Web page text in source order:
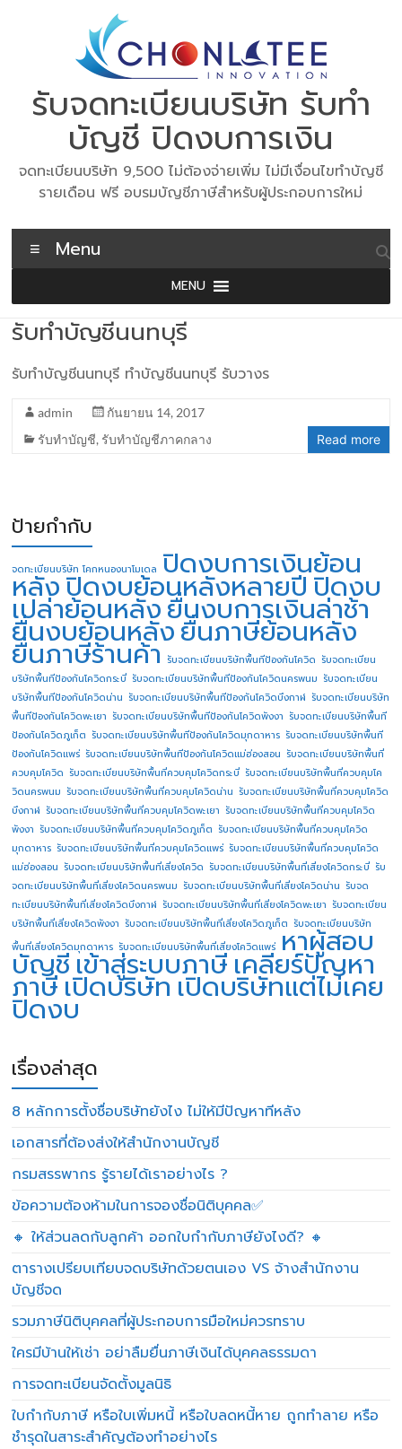
รับจดทะเบียนบริษัท รับทำ
บัญชี ปิดงบการเงิน
จดทะเบียนบริษัท 9,500 ไม่ต้องจ่ายเพิ่ม ไม่มีเงื่อนไขทำบัญชี
รายเดือน ฟรี อบรมบัญชีภาษีสำหรับผู้ประกอบการใหม่
Menu
MENU
รับทำบัญชีนนทบุรี
รับทำบัญชีนนทบุรี ทำบัญชีนนทบุรี รับวางร
admin
กันยายน 14, 2017
รับทำบัญชี, รับทำบัญชีภาคกลาง Read more
ป้ายกำกับ
จดทะเบียนบริษัท โคกหนองนาโมเดล ปิดงบการเงินย้อน
หลังปิดงบย้อนหลังหลายปี ปิดงบ
เปล่าย้อนหลังยื่นงบการเงินล่าช้า
ยื่นงบย้อนหลังยื่นภาษีย้อนหลัง
ยื่นภาษีร้านค้า รับจดทะเบียนบริษัทพื้นทีป้องกันโควิด รับจดทะเบียน
บริษัทพื้นทีป้องกันโควิดกระบี่ รับจดทะเบียนบริษัทพื้นทีป้องกันโควิดนครพนม รับจดทะเบียน
บริษัทพื้นทีป้องกันโควิดน่าน รับจดทะเบียนบริษัทพื้นทีป้องกันโควิดบึงกาฬ รับจดทะเบียนบริษัท
พื้นทีป้องกันโควิดพะเยา รับจดทะเบียนบริษัทพื้นทีป้องกันโควิดพังงา รับจดทะเบียนบริษัทพื้นที
ป้องกันโควิดภูเก็ต รับจดทะเบียนบริษัทพื้นทีป้องกันโควิดมุกดาหาร รับจดทะเบียนบริษัทพื้นที
ป้องกันโควิดแพร่ รับจดทะเบียนบริษัทพื้นทีป้องกันโควิดแม่ฮ่องสอน รับจดทะเบียนบริษัทพื้นที่
ควบคุมโควิด รับจดทะเบียนบริษัทพื้นที่ควบคุมโควิดกระบี่ รับจดทะเบียนบริษัทพื้นที่ควบคุมโค
วิดนครพนม รับจดทะเบียนบริษัทพื้นที่ควบคุมโควิดน่าน รับจดทะเบียนบริษัทพื้นที่ควบคุมโควิด
บึงกาฬ รับจดทะเบียนบริษัทพื้นที่ควบคุมโควิดพะเยา รับจดทะเบียนบริษัทพื้นที่ควบคุมโควิด
พังงา รับจดทะเบียนบริษัทพื้นที่ควบคุมโควิดภูเก็ต รับจดทะเบียนบริษัทพื้นที่ควบคุมโควิด
มุกดาหาร รับจดทะเบียนบริษัทพื้นที่ควบคุมโควิดแพร่ รับจดทะเบียนบริษัทพื้นที่ควบคุมโควิด
แม่ฮ่องสอน รับจดทะเบียนบริษัทพื้นที่เสี่ยงโควิด รับจดทะเบียนบริษัทพื้นที่เสี่ยงโควิดกระบี่ รับ
จดทะเบียนบริษัทพื้นที่เสี่ยงโควิดนครพนม รับจดทะเบียนบริษัทพื้นที่เสี่ยงโควิดน่าน รับจด
ทะเบียนบริษัทพื้นที่เสี่ยงโควิดบึงกาฬ รับจดทะเบียนบริษัทพื้นที่เสี่ยงโควิดพะเยา รับจดทะเบียน
บริษัทพื้นที่เสี่ยงโควิดพังงา รับจดทะเบียนบริษัทพื้นที่เสี่ยงโควิดภูเก็ต รับจดทะเบียนบริษัท
พื้นที่เสี่ยงโควิดมุกดาหาร รับจดทะเบียนบริษัทพื้นที่เสี่ยงโควิดแพร่ หาผู้สอบ
บัญชี เข้าสู่ระบบภาษี เคลียร์ปัญหา
ภาษีเปิดบริษัทเปิดบริษัทแต่ไม่เคย
ปิดงบ
เรื่องล่าสุด
8 หลักการตั้งชื่อบริษัทยังไง ไม่ให้มีปัญหาทีหลัง
เอกสารที่ต้องส่งให้สำนักงานบัญชี
กรมสรรพากร รู้รายได้เราอย่างไร ?
ข้อความต้องห้ามในการจองชื่อนิติบุคคล✅
🔸 ให้ส่วนลดกับลูกค้า ออกใบกำกับภาษียังไงดี? 🔸
ตารางเปรียบเทียบจดบริษัทด้วยตนเอง VS จ้างสำนักงาน
บัญชีจด
รวมภาษีนิติบุคคลที่ผู้ประกอบการมือใหม่ควรทราบ
ใครมีบ้านให้เช่า อย่าลืมยื่นภาษีเงินได้บุคคลธรรมดา
การจดทะเบียนจัดตั้งมูลนิธิ
ใบกำกับภาษี หรือใบเพิ่มหนี้ หรือใบลดหนี้หาย ถูกทำลาย หรือ
ชำรุดในสาระสำคัญต้องทำอย่างไร